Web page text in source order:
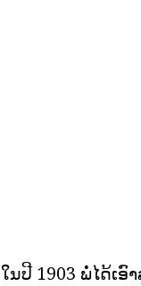
ໃນປີ 1903 ພໍ່ໄດ້ເອົ